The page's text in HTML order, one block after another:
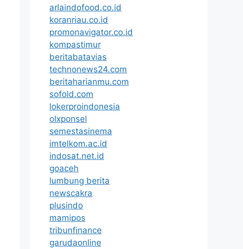
arlaindofood.co.id
koranriau.co.id
promonavigator.co.id
kompastimur
beritabatavias
technonews24.com
beritaharianmu.com
sofold.com
lokerproindonesia
olxponsel
semestasinema
imtelkom.ac.id
indosat.net.id
goaceh
lumbung berita
newscakra
plusindo
mamipos
tribunfinance
garudaonline